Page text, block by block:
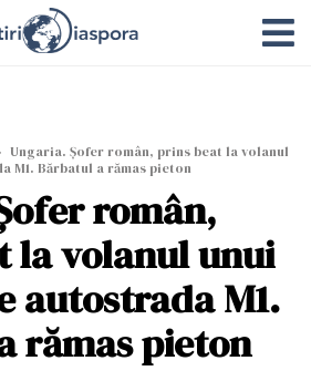
Ungaria. Șofer român, prins beat la volanul
M1. Bărbatul a rămas pieton
român,
la volanul unui
autostrada M1.
rămas pieton